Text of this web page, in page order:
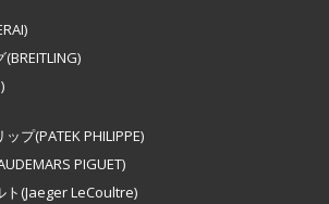
プ(PATEK PHILIPPE)
PIGUET)
ト(Jaeger LeCoultre)